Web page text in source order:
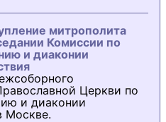
митрополита
Комиссии по
и диаконии
Церкви по
и диаконии
Москве.